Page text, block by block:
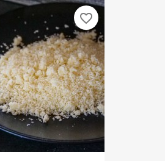
favorite_border